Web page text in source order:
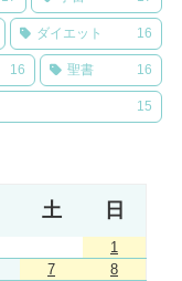
ダイエット 16
16 聖書 16
15
土 日
1
7
8